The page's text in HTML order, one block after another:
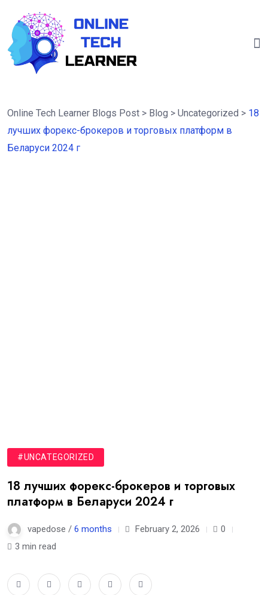
Online Tech Learner Blogs Post > Blog > Uncategorized > 18
лучших форекс-брокеров и торговых платформ в
Беларуси 2024 г
#UNCATEGORIZED
18 лучших форекс-брокеров и торговых
платформ в Беларуси 2024 г
vapedose / 6 months February 2, 2026
0
3 min read